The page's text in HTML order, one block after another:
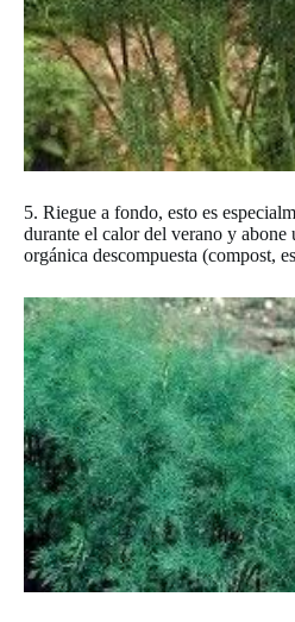
5. Riegue a fondo, esto es
durante el calor del verano y abone
orgánica descompuesta (compost,